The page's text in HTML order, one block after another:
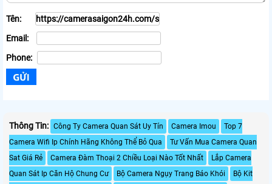
Tên:
Email:
Phone:
Thông Tin: Công Ty Camera Quan Sát Uy Tín Camera Imou
Top 7
Camera Wifi Ip Chính Hãng Không Thể Bỏ Qua
Tư Vấn Mua Camera Quan
Sat Giá Rẻ
Camera Đàm Thoại 2 Chiều Loại Nào Tốt Nhất
Lắp Camera
Quan Sát Ip Căn Hộ Chung Cư
Bộ Camera Ngụy Trang Báo Khói
Bộ Kit